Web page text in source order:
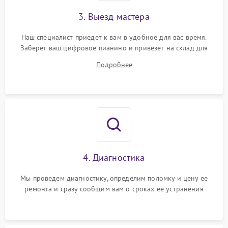
3. Выезд мастера
Наш специалист приедет к вам в удобное для вас время.
Заберет ваш цифровое пианино и привезет на склад для
Подробнее
4. Диагностика
Мы проведем диагностику, определим поломку и цену ее
ремонта и сразу сообщим вам о сроках ее устранения